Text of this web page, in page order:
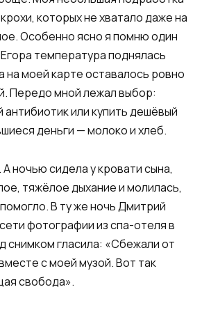
которых не хватало даже на
Особенно ясно я помню один
температура поднялась
на моей карте оставалось ровно
Передо мной лежал выбор:
антибиотик или купить дешёвый
деньги — молоко и хлеб.
ночью сидела у кровати сына,
тяжёлое дыхание и молилась,
В ту же ночь Дмитрий
фотографии из спа-отеля в
снимком гласила: «Сбежали от
с моей музой. Вот так
свобода».